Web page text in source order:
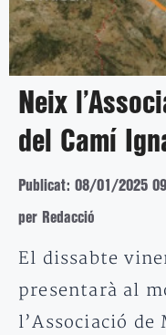
Neix
del Camí
Publicat: 08/01/2025
per Redacció
El dissabte
presentarà al
l’Associació